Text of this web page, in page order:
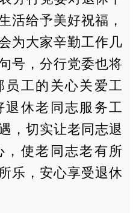
活给予美好祝福，
为大家辛勤工作几
号，分行党委也将
工的关心关爱工
休老同志服务工
，切实让老同志退
，使老同志老有所
乐，安心享受退休